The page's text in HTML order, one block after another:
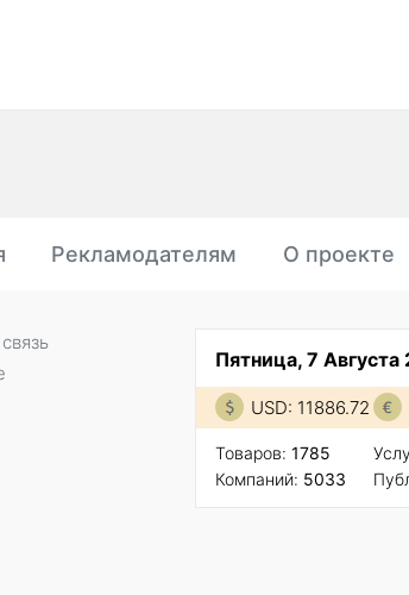
Рекламодателям О проекте
Пятница, 7 Августа
USD: 11886.72
Товаров: 1785
Компаний: 5033